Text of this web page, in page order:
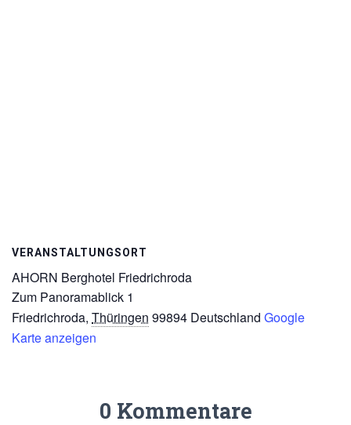
VERANSTALTUNGSORT
AHORN Berghotel Friedrichroda
Zum Panoramablick 1
Friedrichroda, Thüringen 99894 Deutschland Google
Karte anzeigen
0 Kommentare